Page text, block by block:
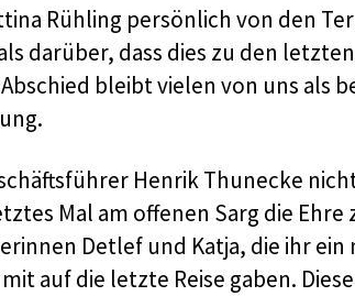
Rühling persönlich von den
darüber, dass dies zu den
bleibt vielen von uns als
Henrik Thunecke
Mal am offenen Sarg die Ehre
Detlef und Katja, die ihr ein
auf die letzte Reise gaben.